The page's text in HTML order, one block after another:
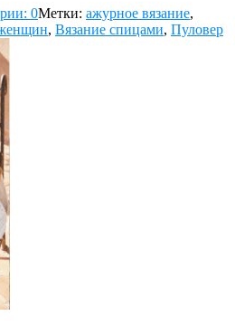
0Метки: ажурное вязание,
, Вязание спицами, Пуловер